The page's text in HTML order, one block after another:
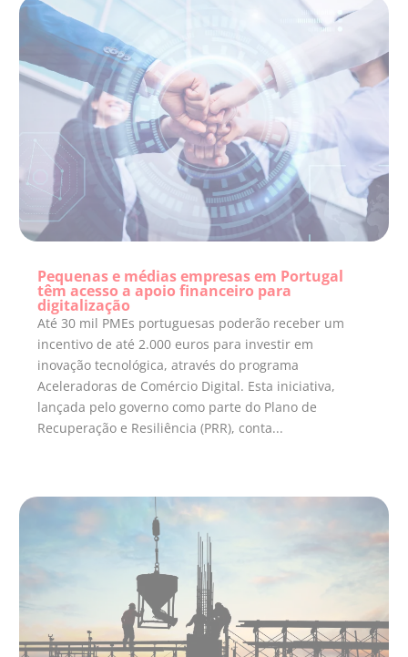
Pequenas e médias empresas em Portugal
têm acesso a apoio financeiro para
digitalização
Até 30 mil PMEs portuguesas poderão receber um
incentivo de até 2.000 euros para investir em
inovação tecnológica, através do programa
Aceleradoras de Comércio Digital. Esta iniciativa,
lançada pelo governo como parte do Plano de
Recuperação e Resiliência (PRR), conta...